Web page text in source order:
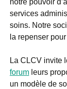
notre pouvoir
services
soins. Notre
la repenser
La CLCV invite
forum leurs
un modèle de